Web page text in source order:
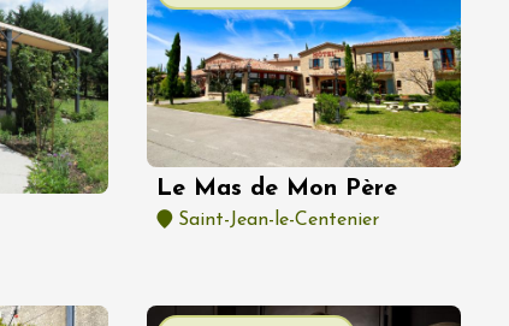
Le Mas de Mon Père
Saint-Jean-le-Centenier